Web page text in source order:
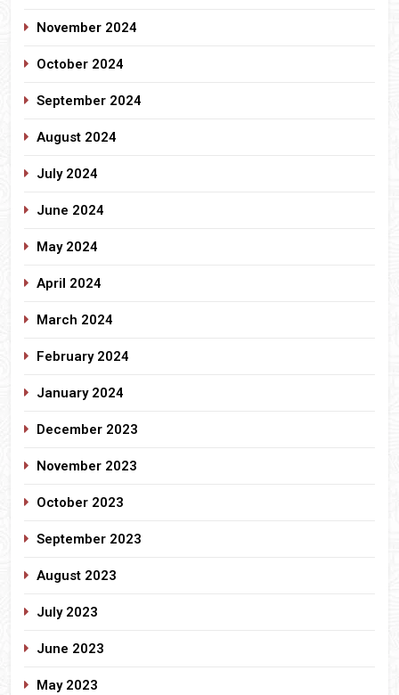
November 2024
October 2024
September 2024
August 2024
July 2024
June 2024
May 2024
April 2024
March 2024
February 2024
January 2024
December 2023
November 2023
October 2023
September 2023
August 2023
July 2023
June 2023
May 2023